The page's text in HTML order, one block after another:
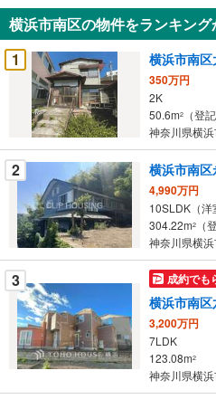
知
を
受
け
条
件
マ
イ
ペ
ー
ジ
に
保
存
す
る
横浜市南区の物件をランキン
1
横浜市南区
350万円
2K
50.6m2
（登記
神奈川県横
2 横浜市南区
4,990万円
10SLDK（
304.22m2
（
神奈川県横
3 成約でも
横浜市南区
3,200万円
7LDK
123.08m2
神奈川県横